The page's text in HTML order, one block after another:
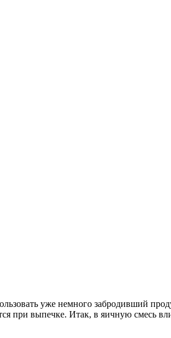
уже немного забродивший
при выпечке. Итак, в яичную смесь